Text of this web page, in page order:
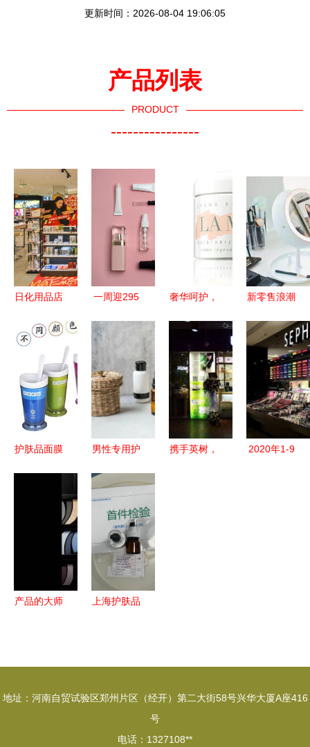
更新时间：2026-08-04 19:06:05
产品列表
PRODUCT
----------------
日化用品店
的新趋势与
运营策略
一周迎295
调研，美妆
行业何以再
成A股“新
宠”？
奢华呵护，
华面霜——
旅行必备的
护肤臻品
新零售浪潮
活化妆品加
盟店的互联
美妆智能化
转型之路
护肤品面膜
男性专用护
税吗？——
从市场现状
与消费者洞
察谈起
携手英树，
2020年1-9
产品的大师
上海护肤品
地址：河南自贸试验区郑州片区（经开）第二大街58号兴华大厦A座416
号
电话：1327108**